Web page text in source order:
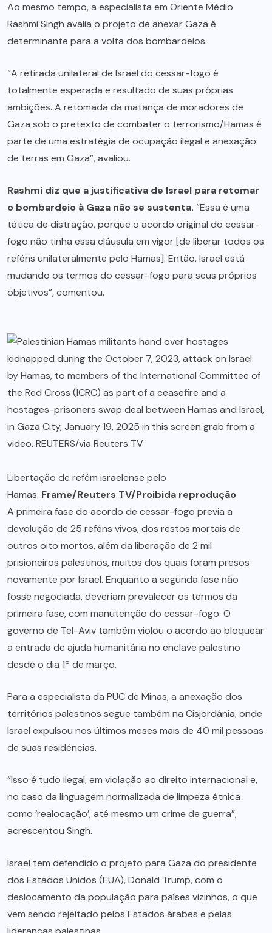
Ao mesmo tempo, a especialista em Oriente Médio
Rashmi Singh avalia o projeto de anexar Gaza é
determinante para a volta dos bombardeios.
“A retirada unilateral de Israel do cessar-fogo é
totalmente esperada e resultado de suas próprias
ambições. A retomada da matança de moradores de
Gaza sob o pretexto de combater o terrorismo/Hamas é
parte de uma estratégia de ocupação ilegal e anexação
de terras em Gaza”, avaliou.
Rashmi diz que a justificativa de Israel para retomar
o bombardeio à Gaza não se sustenta. “Essa é uma
tática de distração, porque o acordo original do cessar-
fogo não tinha essa cláusula em vigor [de liberar todos os
reféns unilateralmente pelo Hamas]. Então, Israel está
mudando os termos do cessar-fogo para seus próprios
objetivos”, comentou.
Libertação de refém israelense pelo
Hamas. Frame/Reuters TV/Proibida reprodução
A primeira fase do acordo de cessar-fogo previa a
devolução de 25 reféns vivos, dos restos mortais de
outros oito mortos, além da liberação de 2 mil
prisioneiros palestinos, muitos dos quais foram presos
novamente por Israel. Enquanto a segunda fase não
fosse negociada, deveriam prevalecer os termos da
primeira fase, com manutenção do cessar-fogo. O
governo de Tel-Aviv também violou o acordo ao bloquear
a entrada de ajuda humanitária no enclave palestino
desde o dia 1º de março.
Para a especialista da PUC de Minas, a anexação dos
territórios palestinos segue também na Cisjordânia, onde
Israel expulsou nos últimos meses mais de 40 mil pessoas
de suas residências.
“Isso é tudo ilegal, em violação ao direito internacional e,
no caso da linguagem normalizada de limpeza étnica
como ‘realocação’, até mesmo um crime de guerra”,
acrescentou Singh.
Israel tem defendido o projeto para Gaza do presidente
dos Estados Unidos (EUA), Donald Trump, com o
deslocamento da população para países vizinhos, o que
vem sendo rejeitado pelos Estados árabes e pelas